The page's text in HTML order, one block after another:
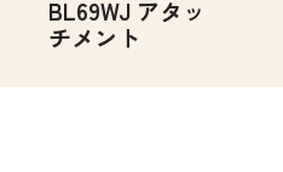
BL69WJ アタッ
チメント